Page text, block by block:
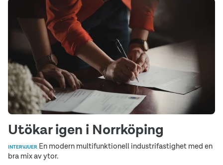
Utökar igen i Norrköping
INTERVJUER En modern multifunktionell industrifastighet med en
bra mix av ytor.